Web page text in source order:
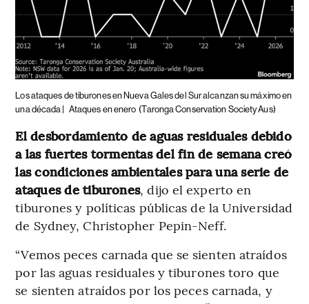
Los ataques de tiburones en Nueva Gales del Sur alcanzan su máximo en
una década |
Ataques en enero (Taronga Conservation Society Aus)
El desbordamiento de aguas residuales debido
a las fuertes tormentas del fin de semana creó
las condiciones ambientales para una serie de
ataques de tiburones, dijo el experto en
tiburones y políticas públicas de la Universidad
de Sydney, Christopher Pepin-Neff.
“Vemos peces carnada que se sienten atraídos
por las aguas residuales y tiburones toro que
se sienten atraídos por los peces carnada, y